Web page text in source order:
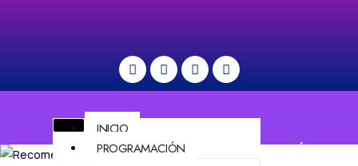
INICIO
PROGRAMACIÓN
MENÚ